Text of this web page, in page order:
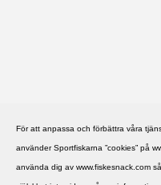
För att anpassa och förbättra våra
använder Sportfiskarna ”cookies” på
använda dig av www.fiskesnack.com